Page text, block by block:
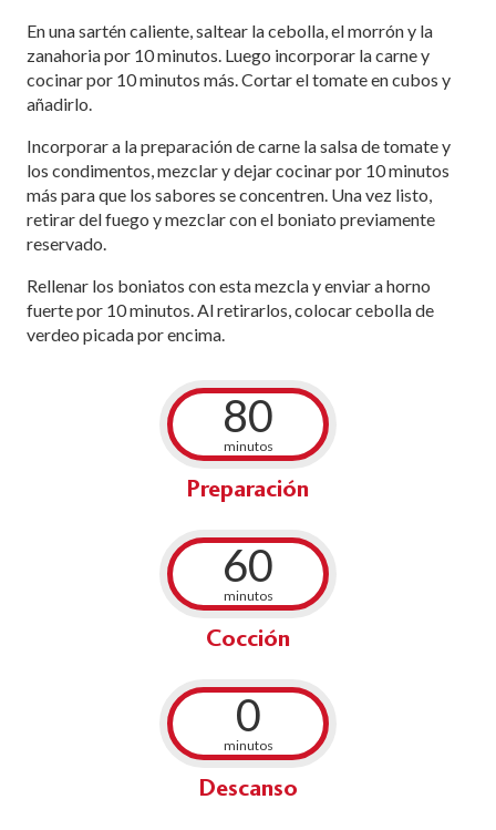
En una sartén caliente, saltear la cebolla, el morrón y la
zanahoria por 10 minutos. Luego incorporar la carne y
cocinar por 10 minutos más. Cortar el tomate en cubos y
añadirlo.
Incorporar a la preparación de carne la salsa de tomate y
los condimentos, mezclar y dejar cocinar por 10 minutos
más para que los sabores se concentren. Una vez listo,
retirar del fuego y mezclar con el boniato previamente
reservado.
Rellenar los boniatos con esta mezcla y enviar a horno
fuerte por 10 minutos. Al retirarlos, colocar cebolla de
verdeo picada por encima.
80
minutos
Preparación
60
minutos
Cocción
0
minutos
Descanso